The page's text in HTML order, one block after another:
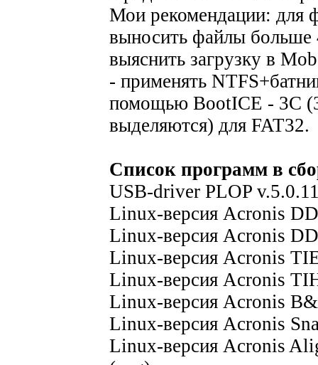
Мои рекомендации: для
выносить файлы больше
выяснить загрузку в
- применять
помощью BootICE - 3C
выделяются) для FAT32.
Cписок программ в
USB-driver PLOP
Linux-версия Acronis
Linux-версия Acronis
Linux-версия Acronis
Linux-версия Acronis
Linux-версия Acronis
Linux-версия Acronis
Linux-версия Acronis